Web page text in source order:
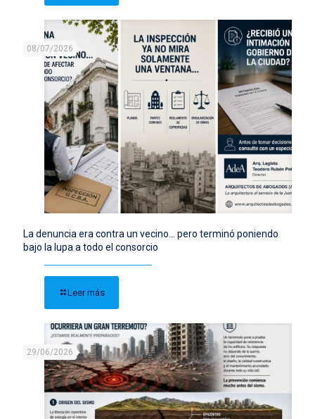
08/07/2026
La denuncia era contra un vecino… pero terminó poniendo
bajo la lupa a todo el consorcio
Leer más
29/06/2026